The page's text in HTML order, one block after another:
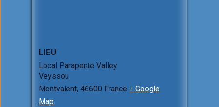
LIEU
Local Parapente Valley
Veyssou
Montvalent, 46600 France + Google
Map